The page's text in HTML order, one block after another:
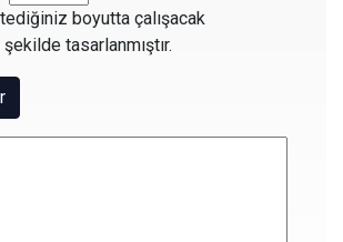
boyutta çalışacak
tasarlanmıştır.